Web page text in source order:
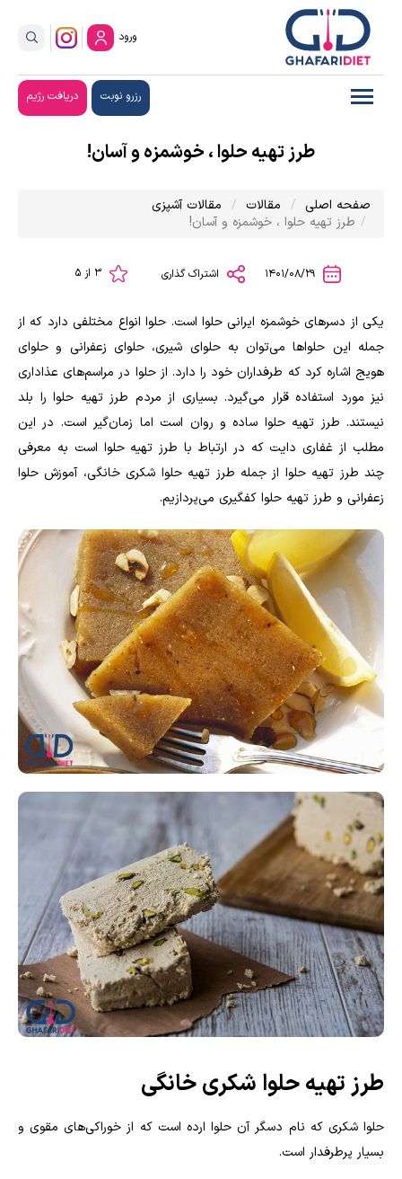
ورود
رزرو نوبت دریافت رژیم
طرز تهیه حلوا ، خوشمزه و آسان!
صفحه اصلی مقالات
مقالات آشپزی
طرز تهیه حلوا ، خوشمزه و آسان!
اشتراک گذاری
یکی از دسر‌های خوشمزه ایرانی حلوا است. حلوا انواع مختلفی دارد که از
جمله این حلوا‌ها می‌توان به حلوای شیری، حلوای زعفرانی و حلوای
هویج اشاره کرد که طرفداران خود را دارد. از حلوا در مراسم‌های عذاداری
نیز مورد استفاده قرار می‌گیرد. بسیاری از مردم طرز تهیه حلوا را بلد
نیستند. طرز تهیه حلوا ساده و روان است اما زما‌ن‌گیر است. در این
مطلب از غفاری دایت که در ارتباط با طرز تهیه حلوا است به معرفی
چند طرز تهیه حلوا از جمله طرز تهیه حلوا شکری خانگی، آموزش حلوا
زعفرانی و طرز تهیه حلوا کفگیری می‌پردازیم.
طرز تهیه حلوا شکری خانگی
حلوا شکری که نام دسگر آن حلوا ارده است که از خوراکی‌های مقوی و
بسیار پرطرفدار است.